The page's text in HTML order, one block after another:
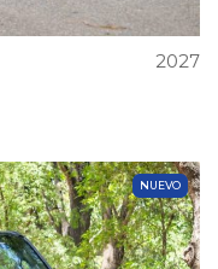
2027
NUEVO